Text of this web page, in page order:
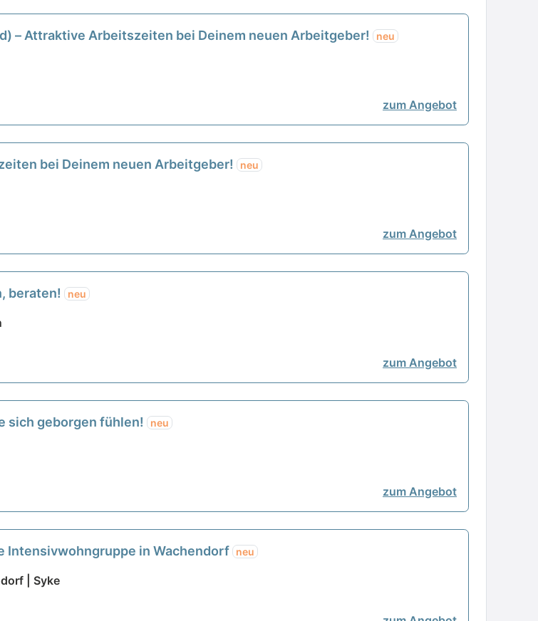
– Attraktive Arbeitszeiten bei Deinem neuen Arbeitgeber! neu
zum Angebot
bei Deinem neuen Arbeitgeber! neu
zum Angebot
beraten! neu
zum Angebot
sich geborgen fühlen! neu
zum Angebot
in Wachendorf neu
| Syke